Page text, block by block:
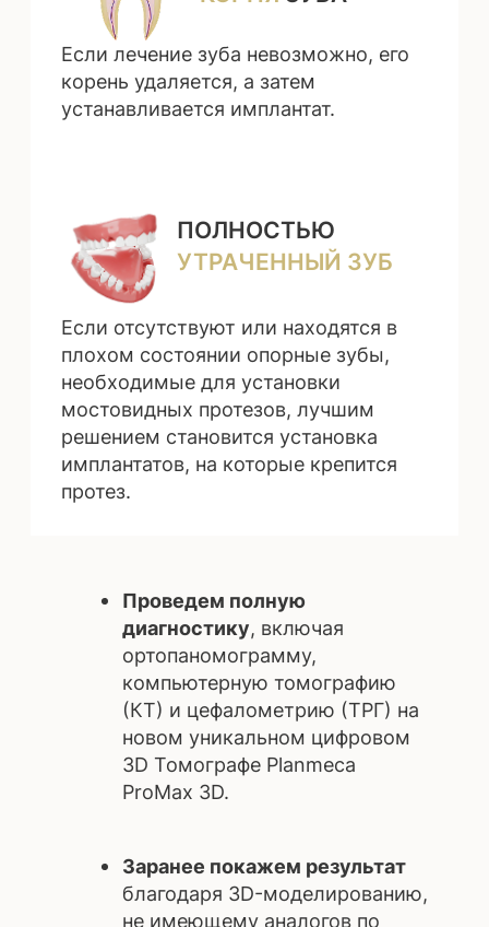
ВИДЫ УСЛУГ
01
ОДНОМОМЕНТНАЯ
ИМПЛАНТАЦИЯ
ЗУБОВ (ИМПЛАНТАЦИЯ
ЗУБОВ ЗА ОДИН ДЕНЬ)
предотвращения атрофии
(убыли) костной ткани. Но для
одномоментной имплантации
у пациента должно быть
достаточное количество
02
ИМПЛАНТАЦИЯ